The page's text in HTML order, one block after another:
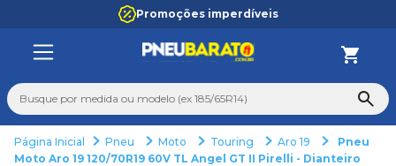
Promoções imperdíveis
Busque por medida ou modelo (ex 185/65R14)
Pneu Moto Touring Aro 19
Pneu
Moto Aro 19 120/70R19 60V TL Angel GT II Pirelli - Dianteiro
TERMOS MAIS BUSCADOS